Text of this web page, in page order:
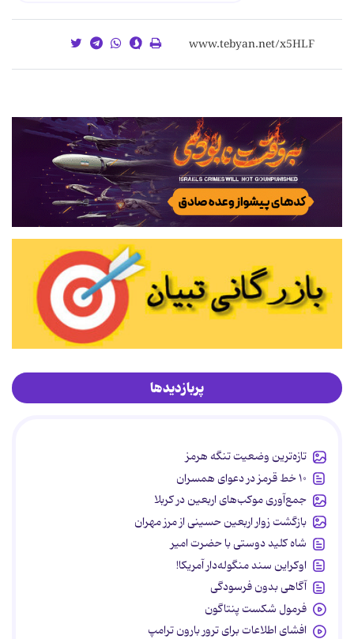
پربازدیدها
تازه‌ترین وضعیت تنگه هرمز
۱۰ خط قرمز در دعوای همسران
جمع‌آوری موکب‌های اربعین در کربلا
بازگشت زوار اربعین حسینی از مرز مهران
شاه کلید دوستی با حضرت امیر
اوکراین سند منگوله‌دار آمریکا!
آگاهی بدون فرسودگی
فرمول شکست پنتاگون
افشای اطلاعات برای ترور بارون ترامپ